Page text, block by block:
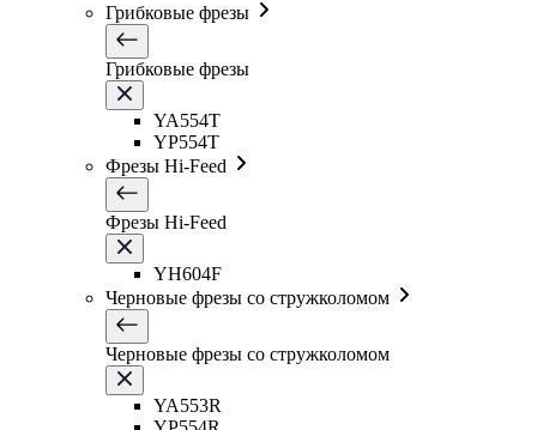
Грибковые фрезы
Грибковые фрезы
YA554T
YP554T
Фрезы Hi-Feed
Фрезы Hi-Feed
YH604F
Черновые фрезы со стружколомом
Черновые фрезы со стружколомом
YA553R